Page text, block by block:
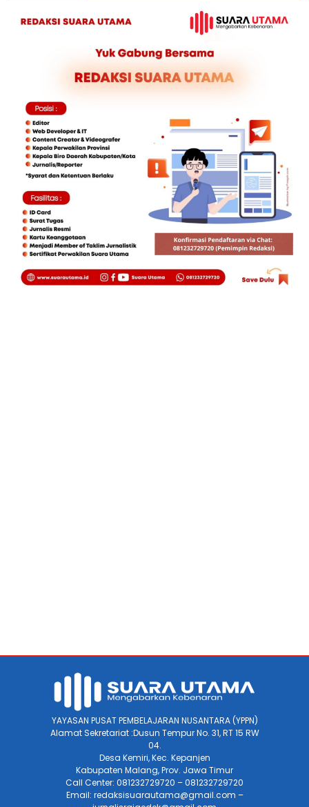
YAYASAN PUSAT PEMBELAJARAN NUSANTARA (YPPN)
Alamat Sekretariat :Dusun Tempur No. 31, RT 15 RW
04.
Desa Kemiri, Kec. Kepanjen
Kabupaten Malang, Prov. Jawa Timur
Call Center: 081232729720 – 081232729720
Email: redaksisuarautama@gmail.com –